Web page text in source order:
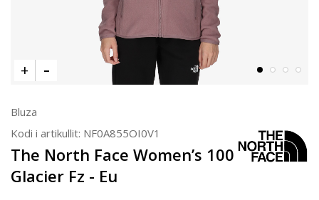
Bluza
Kodi i artikullit: NF0A855OI0V1
The North Face Women’s 100
Glacier Fz - Eu